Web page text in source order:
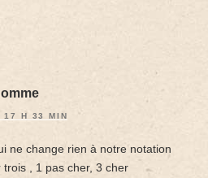
17 H 33 MIN
ne change rien à notre notation
, 1 pas cher, 3 cher